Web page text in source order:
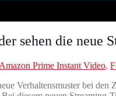
sehen die neue
Amazon Prime Instant Video,
Verhaltensmuster bei